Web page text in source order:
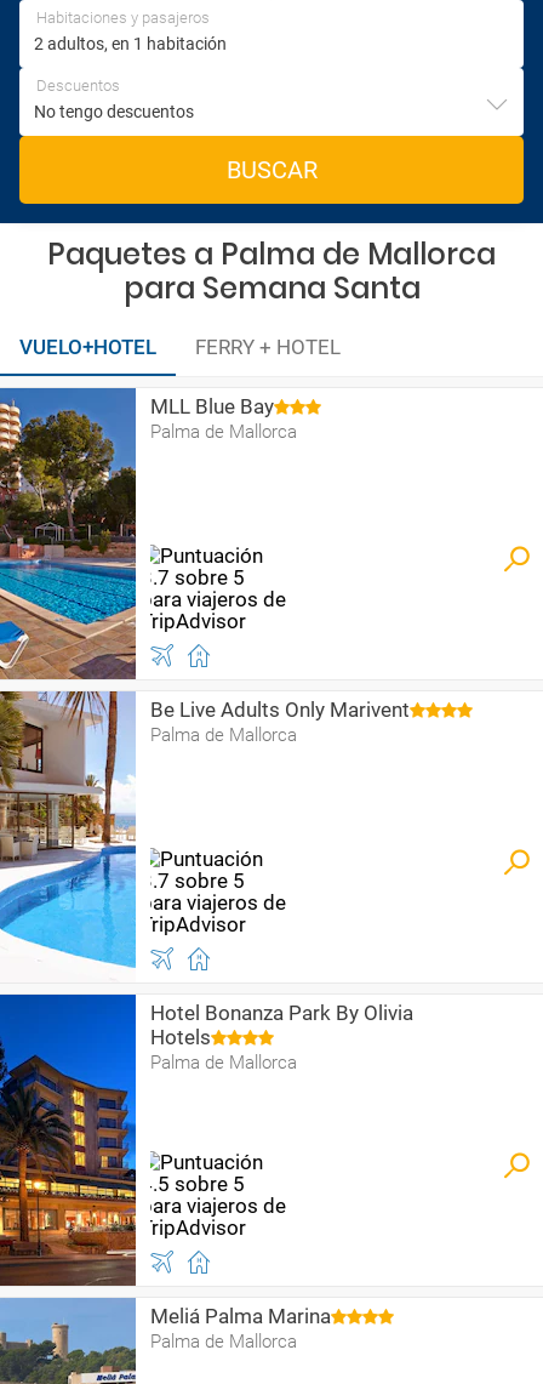
Habitaciones y pasajeros
Descuentos
BUSCAR
Paquetes a Palma de Mallorca
para Semana Santa
VUELO+HOTEL FERRY + HOTEL
MLL Blue Bay
Palma de Mallorca
Be Live Adults Only Marivent
Palma de Mallorca
Hotel Bonanza Park By Olivia
Hotels
Palma de Mallorca
Meliá Palma Marina
Palma de Mallorca